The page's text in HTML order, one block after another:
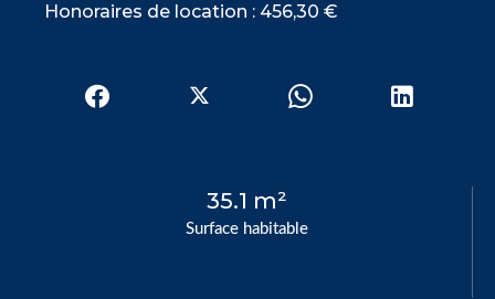
Surface habitable
35.1 m²
Honoraires de location : 456,30 €